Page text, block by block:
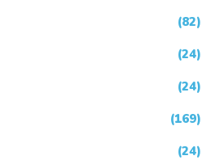
(82)
(24)
(24)
(169)
(24)